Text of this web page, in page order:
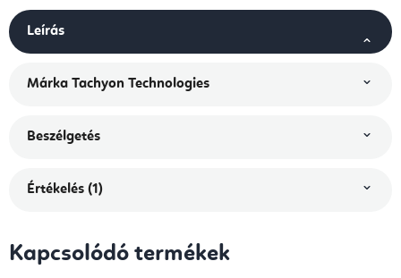
Leírás
Márka Tachyon Technologies
Beszélgetés
Értékelés (1)
Kapcsolódó termékek